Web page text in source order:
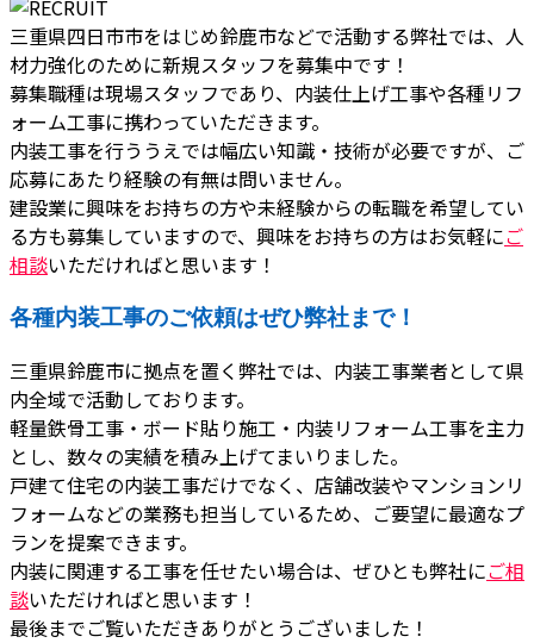
三重県四日市市をはじめ鈴鹿市などで活動する弊社では、人
材力強化のために新規スタッフを募集中です！
募集職種は現場スタッフであり、内装仕上げ工事や各種リフ
ォーム工事に携わっていただきます。
内装工事を行ううえでは幅広い知識・技術が必要ですが、ご
応募にあたり経験の有無は問いません。
建設業に興味をお持ちの方や未経験からの転職を希望してい
る方も募集していますので、興味をお持ちの方はお気軽にご
相談いただければと思います！
各種内装工事のご依頼はぜひ弊社まで！
三重県鈴鹿市に拠点を置く弊社では、内装工事業者として県
内全域で活動しております。
軽量鉄骨工事・ボード貼り施工・内装リフォーム工事を主力
とし、数々の実績を積み上げてまいりました。
戸建て住宅の内装工事だけでなく、店舗改装やマンションリ
フォームなどの業務も担当しているため、ご要望に最適なプ
ランを提案できます。
内装に関連する工事を任せたい場合は、ぜひとも弊社にご相
談いただければと思います！
最後までご覧いただきありがとうございました！